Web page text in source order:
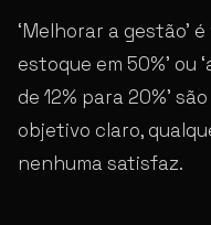
‘Melhorar a gestão’
estoque em 50%’
de 12% para 20%’
objetivo claro,
nenhuma satisfaz.